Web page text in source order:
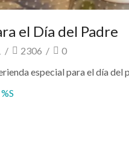
el Día del Padre
/ 2306 /
0
especial para el día del